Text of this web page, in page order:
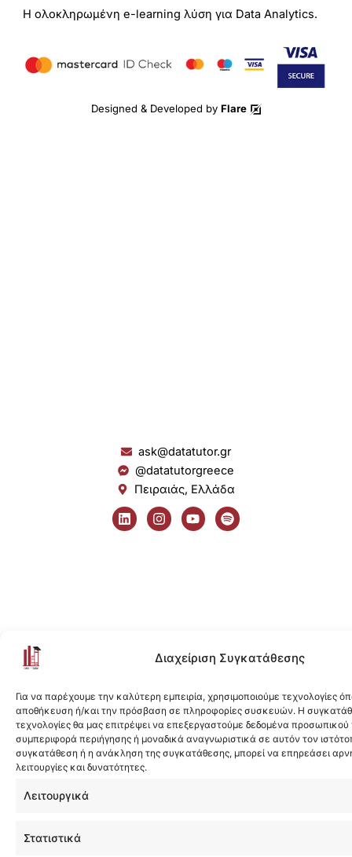
Διαχείριση Συγκατάθεσης
Για να παρέχουμε την καλύτερη εμπειρία, χρησιμοποιούμε τεχνολογίες
αποθήκευση ή/και την πρόσβαση σε πληροφορίες συσκευών. Η
τεχνολογίες θα μας επιτρέψει να επεξεργαστούμε δεδομένα
συμπεριφορά περιήγησης ή μοναδικά αναγνωριστικά σε αυτόν τον
συγκατάθεση ή η ανάκληση της συγκατάθεσης, μπορεί να επηρεάσει
λειτουργίες και δυνατότητες.
Λειτουργικά
Στατιστικά
Η ολοκληρωμένη e-learning λύση για Data Analytics.
Designed & Developed by Flare
ask@datatutor.gr
@datatutorgreece
Πειραιάς, Ελλάδα
L
i
n
I
n
s
Y
o
u
S
p
o